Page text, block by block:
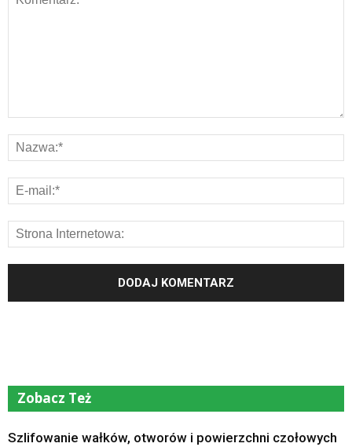
Zobacz Też
Szlifowanie wałków, otworów i powierzchni czołowych